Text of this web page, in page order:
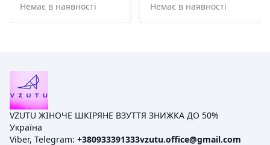
Немає в наявності Немає в наявності
VZUTU ЖІНОЧЕ ШКІРЯНЕ ВЗУТТЯ ЗНИЖКА ДО 50%
Україна
Viber, Telegram: +380933391333vzutu.office@gmail.com